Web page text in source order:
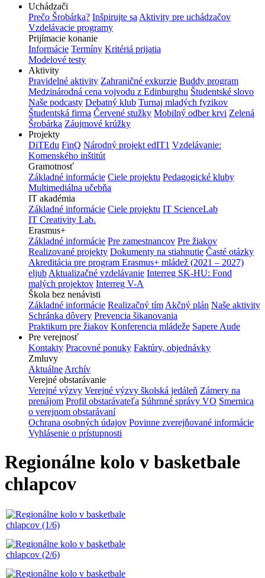
Uchádzači
Prečo Šrobárka? Inšpirujte sa Aktivity pre uchádzačov
Vzdelávacie programy
Prijímacie konanie
Informácie Termíny Kritériá prijatia
Modelové testy
Aktivity
Pravidelné aktivity Zahraničné exkurzie Buddy program
Medzinárodná cena vojvodu z Edinburghu Študentské slovo
Naše podcasty Debatný klub Turnaj mladých fyzikov
Študentská firma Červené stužky Mobilný odber krvi Zelená
Šrobárka Záujmové krúžky
Projekty
DiTEdu FinQ Národný projekt edIT1 Vzdelávanie:
Komenského inštitút
Gramotnosť
Základné informácie Ciele projektu Pedagogické kluby
Multimediálna učebňa
IT akadémia
Základné informácie Ciele projektu IT ScienceLab
IT Creativity Lab.
Erasmus+
Základné informácie Pre zamestnancov Pre žiakov
Realizované projekty Dokumenty na stiahnutie Časté otázky
Akreditácia pre program Erasmus+ mládež (2021 – 2027)
eljub Aktualizačné vzdelávanie Interreg SK-HU: Fond
malých projektov Interreg V-A
Škola bez nenávisti
Základné informácie Realizačný tím Akčný plán Naše aktivity
Schránka dôvery Prevencia šikanovania
Praktikum pre žiakov Konferencia mládeže Sapere Aude
Pre verejnosť
Kontakty Pracovné ponuky Faktúry, objednávky
Zmluvy
Aktuálne Archív
Verejné obstarávanie
Verejné výzvy Verejné výzvy školská jedáleň Zámery na
prenájom Profil obstarávateľa Súhrnné správy VO Smernica
o verejnom obstarávaní
Ochrana osobných údajov Povinne zverejňované informácie
Vyhlásenie o prístupnosti
Regionálne kolo v basketbale
chlapcov